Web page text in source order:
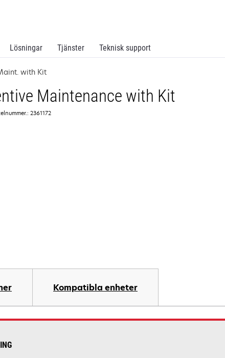
Lösningar Tjänster Teknisk support
with Kit
Maintenance with Kit
2361172
Kompatibla enheter